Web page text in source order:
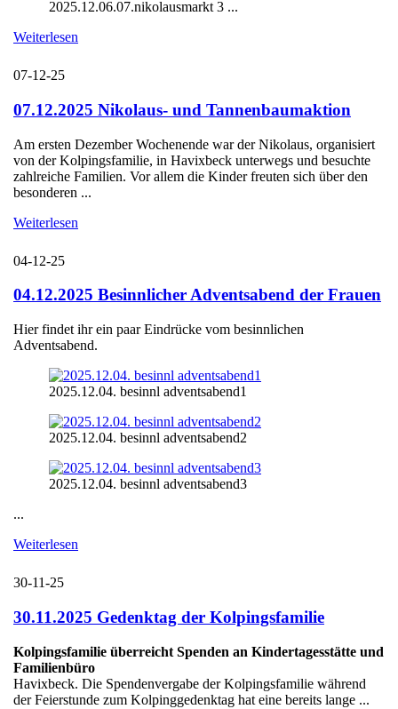
2025.12.06.07.nikolausmarkt 3 ...
Weiterlesen
07-12-25
07.12.2025 Nikolaus- und Tannenbaumaktion
Am ersten Dezember Wochenende war der Nikolaus, organisiert
von der Kolpingsfamilie, in Havixbeck unterwegs und besuchte
zahlreiche Familien. Vor allem die Kinder freuten sich über den
besonderen ...
Weiterlesen
04-12-25
04.12.2025 Besinnlicher Adventsabend der Frauen
Hier findet ihr ein paar Eindrücke vom besinnlichen
Adventsabend.
2025.12.04. besinnl adventsabend1
2025.12.04. besinnl adventsabend2
2025.12.04. besinnl adventsabend3
...
Weiterlesen
30-11-25
30.11.2025 Gedenktag der Kolpingsfamilie
Kolpingsfamilie überreicht Spenden an Kindertagesstätte und
Familienbüro
Havixbeck. Die Spendenvergabe der Kolpingsfamilie während
der Feierstunde zum Kolpinggedenktag hat eine bereits lange ...